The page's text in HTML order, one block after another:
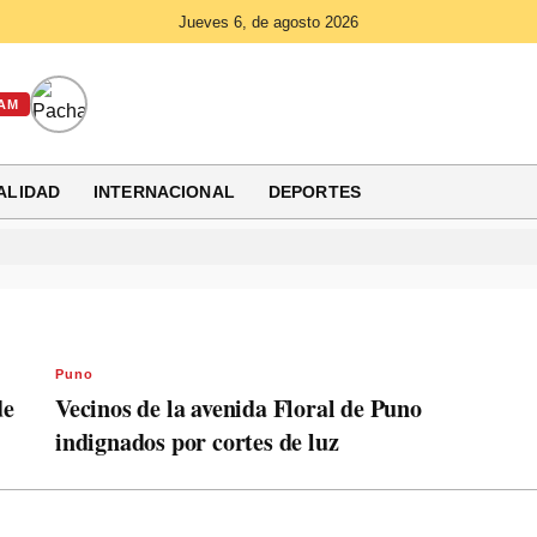
Jueves 6, de agosto 2026
INTERNACIONAL DEPORTES
Puno
Vecinos de la avenida Floral de Puno
indignados por cortes de luz